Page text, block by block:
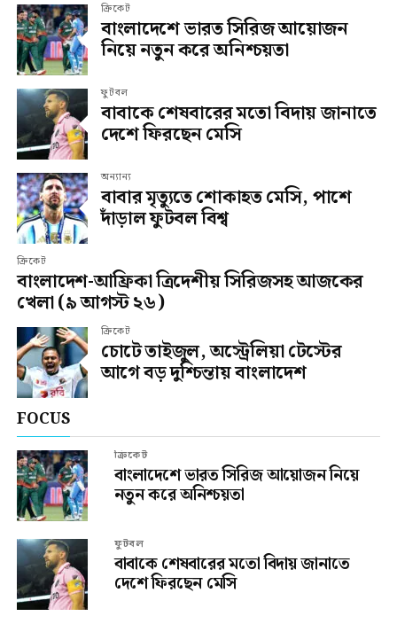
ক্রিকেট
বাংলাদেশে ভারত সিরিজ আয়োজন
নিয়ে নতুন করে অনিশ্চয়তা
ফুটবল
বাবাকে শেষবারের মতো বিদায় জানাতে
দেশে ফিরছেন মেসি
অন্যান্য
বাবার মৃত্যুতে শোকাহত মেসি, পাশে
দাঁড়াল ফুটবল বিশ্ব
ক্রিকেট
বাংলাদেশ-আফ্রিকা ত্রিদেশীয় সিরিজসহ আজকের
খেলা (৯ আগস্ট ২৬)
ক্রিকেট
চোটে তাইজুল, অস্ট্রেলিয়া টেস্টের
আগে বড় দুশ্চিন্তায় বাংলাদেশ
FOCUS
ক্রিকেট
বাংলাদেশে ভারত সিরিজ আয়োজন নিয়ে
নতুন করে অনিশ্চয়তা
ফুটবল
বাবাকে শেষবারের মতো বিদায় জানাতে
দেশে ফিরছেন মেসি